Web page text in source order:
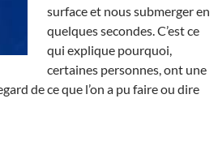
surface et nous submerger en
quelques secondes. C’est ce
qui explique pourquoi,
certaines personnes, ont une
de ce que l’on a pu faire ou dire